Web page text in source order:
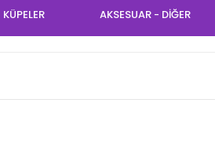
KÜPELER AKSESUAR - DİĞER